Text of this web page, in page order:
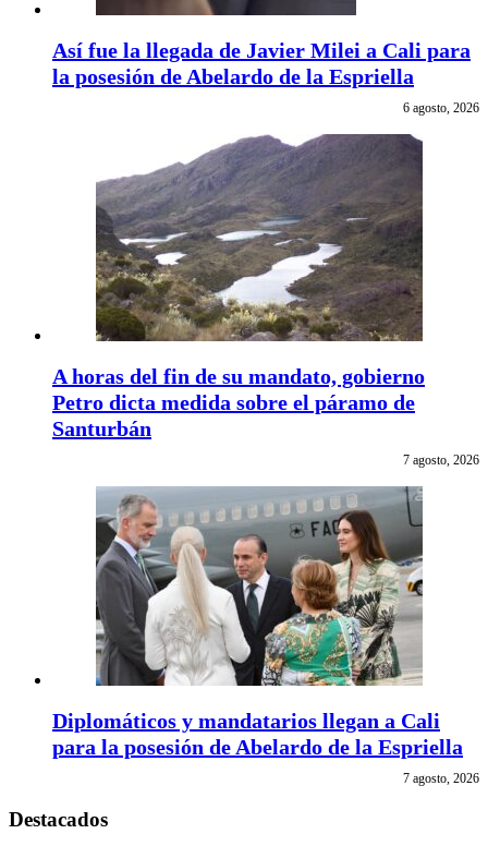
Así fue la llegada de Javier Milei a Cali para
la posesión de Abelardo de la Espriella
6 agosto, 2026
A horas del fin de su mandato, gobierno
Petro dicta medida sobre el páramo de
Santurbán
7 agosto, 2026
Diplomáticos y mandatarios llegan a Cali
para la posesión de Abelardo de la Espriella
7 agosto, 2026
Destacados